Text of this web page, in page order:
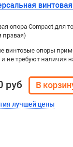
опора Compact для
правая)
винтовые опоры
и не требуют наличия
руб
лучшей цены